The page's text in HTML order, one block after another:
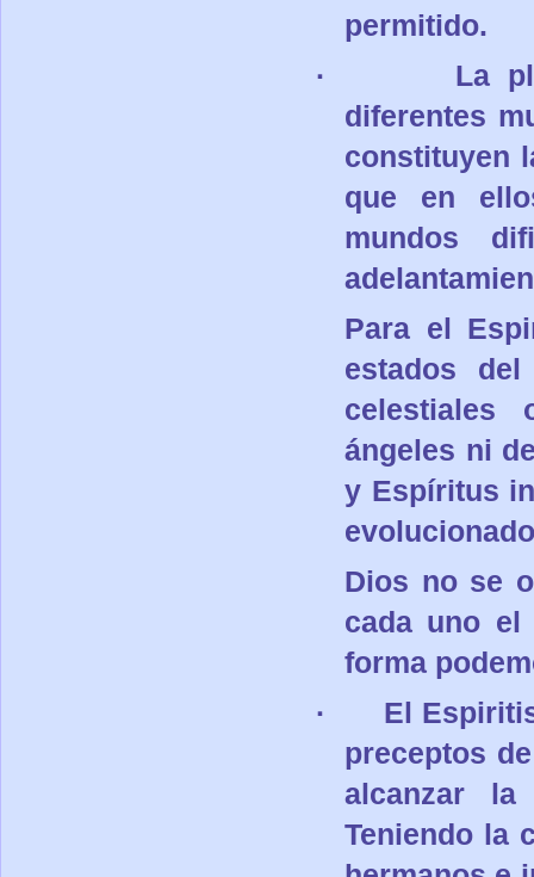
permitido.
·
La
diferentes
constituyen
que en
mundos
Para el
estados
celestiales
ángeles ni
y Espíritus
Dios no se
cada uno el
forma
·
El
preceptos
alcanzar
Teniendo la